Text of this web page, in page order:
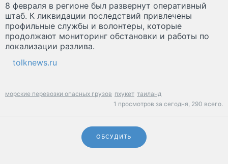
8 февраля в регионе был развернут оперативный
штаб. К ликвидации последствий привлечены
профильные службы и волонтеры, которые
продолжают мониторинг обстановки и работы по
локализации разлива.
tolknews.ru
морские перевозки опасных грузов пхукет таиланд
1 просмотров за сегодня, 290 всего.
ОБСУДИТЬ